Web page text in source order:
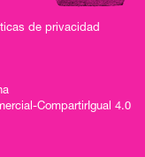
de privacidad
CompartirIgual 4.0